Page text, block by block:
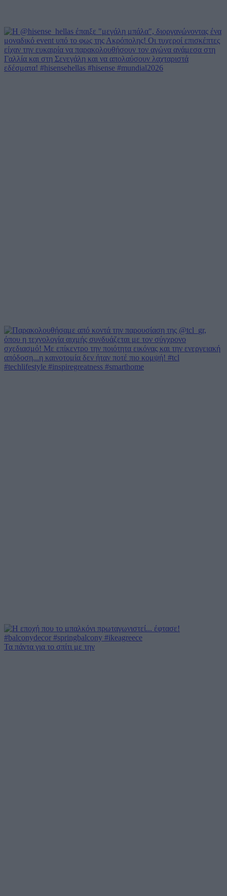
Τα πάντα για το σπίτι με την